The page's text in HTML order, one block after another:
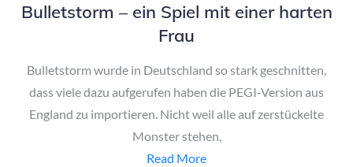
Bulletstorm – ein Spiel mit einer harten
Frau
Bulletstorm wurde in Deutschland so stark geschnitten,
dass viele dazu aufgerufen haben die PEGI-Version aus
England zu importieren. Nicht weil alle auf zerstückelte
Monster stehen,
Read More